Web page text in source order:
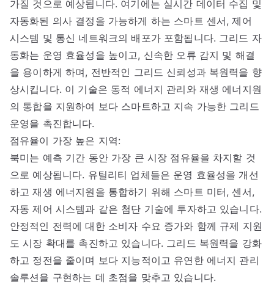
가질 것으로 예상됩니다. 여기에는 실시간 데이터 수집 및
자동화된 의사 결정을 가능하게 하는 스마트 센서, 제어
시스템 및 통신 네트워크의 배포가 포함됩니다. 그리드 자
동화는 운영 효율성을 높이고, 신속한 오류 감지 및 해결
을 용이하게 하며, 전반적인 그리드 신뢰성과 복원력을 향
상시킵니다. 이 기술은 동적 에너지 관리와 재생 에너지원
의 통합을 지원하여 보다 스마트하고 지속 가능한 그리드
운영을 촉진합니다.
점유율이 가장 높은 지역:
북미는 예측 기간 동안 가장 큰 시장 점유율을 차지할 것
으로 예상됩니다. 유틸리티 업체들은 운영 효율성을 개선
하고 재생 에너지원을 통합하기 위해 스마트 미터, 센서,
자동 제어 시스템과 같은 첨단 기술에 투자하고 있습니다.
안정적인 전력에 대한 소비자 수요 증가와 함께 규제 지원
도 시장 확대를 촉진하고 있습니다. 그리드 복원력을 강화
하고 정전을 줄이며 보다 지능적이고 유연한 에너지 관리
솔루션을 구현하는 데 초점을 맞추고 있습니다.